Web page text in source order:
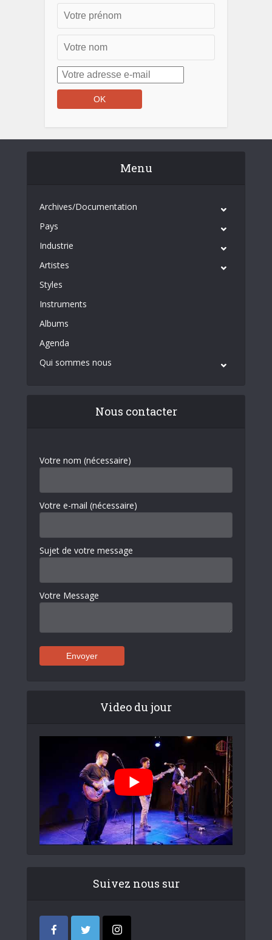
Menu
Archives/Documentation
Pays
Industrie
Artistes
Styles
Instruments
Albums
Agenda
Qui sommes nous
Nous contacter
Votre nom (nécessaire)
Votre e-mail (nécessaire)
Sujet de votre message
Votre Message
Video du jour
Suivez nous sur